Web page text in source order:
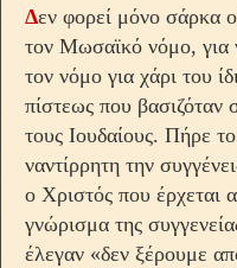
Δεν φορεί μόνο σάρκα
τον Μωσαϊκό νόμο, για
τον νόμο για χάρι του
πίστεως που βασιζόταν
τους Ιουδαίους. Πήρε
ναντίρρητη την
ο Χριστός που έρχεται
γνώρισμα της
έλεγαν «δεν ξέρουμε